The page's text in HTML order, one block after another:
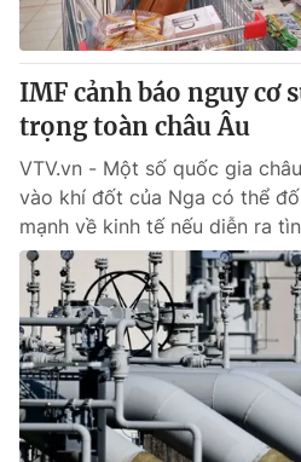
IMF cảnh báo nguy cơ
trọng toàn châu Âu
VTV.vn - Một số quốc gia
vào khí đốt của Nga có thể
mạnh về kinh tế nếu diễn ra